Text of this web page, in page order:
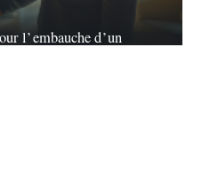
l’embauche d’un